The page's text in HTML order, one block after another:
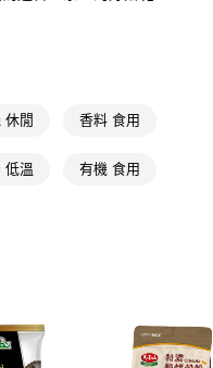
完成結帳。
中的連結，可透過四大超商／
視為有效，需透過AFTEE先享
帳頁面顯示為準，若有關於
問，請聯繫「AFTEE先享後付
先享後付」服務完成之交
休閒 香料 食用
低溫 有機 食用